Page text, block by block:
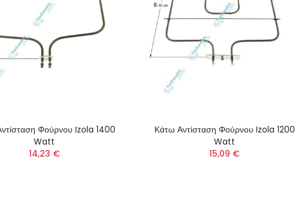
Φούρνου Izola 1400
Watt
14,23 €
Κάτω Αντίσταση Φούρνου Izola 1200
Watt
15,09 €